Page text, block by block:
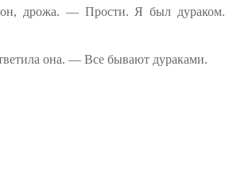
дрожа. — Прости. Я был дураком.
она. — Все бывают дураками.